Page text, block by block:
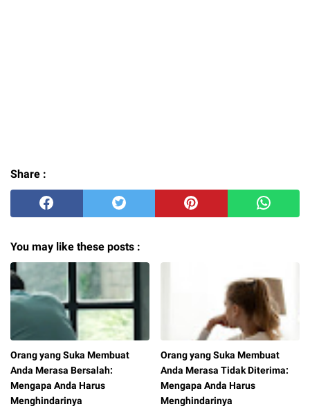
Share :
You may like these posts :
Orang yang Suka Membuat
Anda Merasa Bersalah:
Mengapa Anda Harus
Menghindarinya
Orang yang Suka Membuat
Anda Merasa Tidak Diterima:
Mengapa Anda Harus
Menghindarinya